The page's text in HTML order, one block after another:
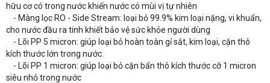
hữu cơ có trong nước khiến nước có mùi vị tự nhiên
- Màng lọc RO - Side Stream: loại bỏ 99.9% kim loại nặng, vi khuẩn,
cho nước đầu ra tinh khiết bảo vệ sức khỏe người dùng
- Lõi PP 5 micron: giúp loại bỏ hoàn toàn gỉ sắt, kim loại, cặn thô
kích thước lớn trong nước.
- Lõi PP 1 micron: giúp loại bỏ cặn bẩn thô kích thước cỡ 1 micron
siêu nhỏ trong nước